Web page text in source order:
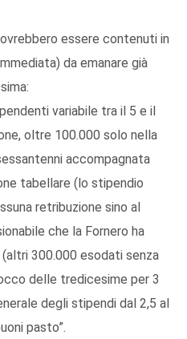
essere contenuti in
da emanare già
variabile tra il 5 e il
oltre 100.000 solo nella
accompagnata
tabellare (lo stipendio
retribuzione sino al
che la Fornero ha
(altri 300.000 esodati senza
delle tredicesime per 3
degli stipendi dal 2,5 al
pasto”.